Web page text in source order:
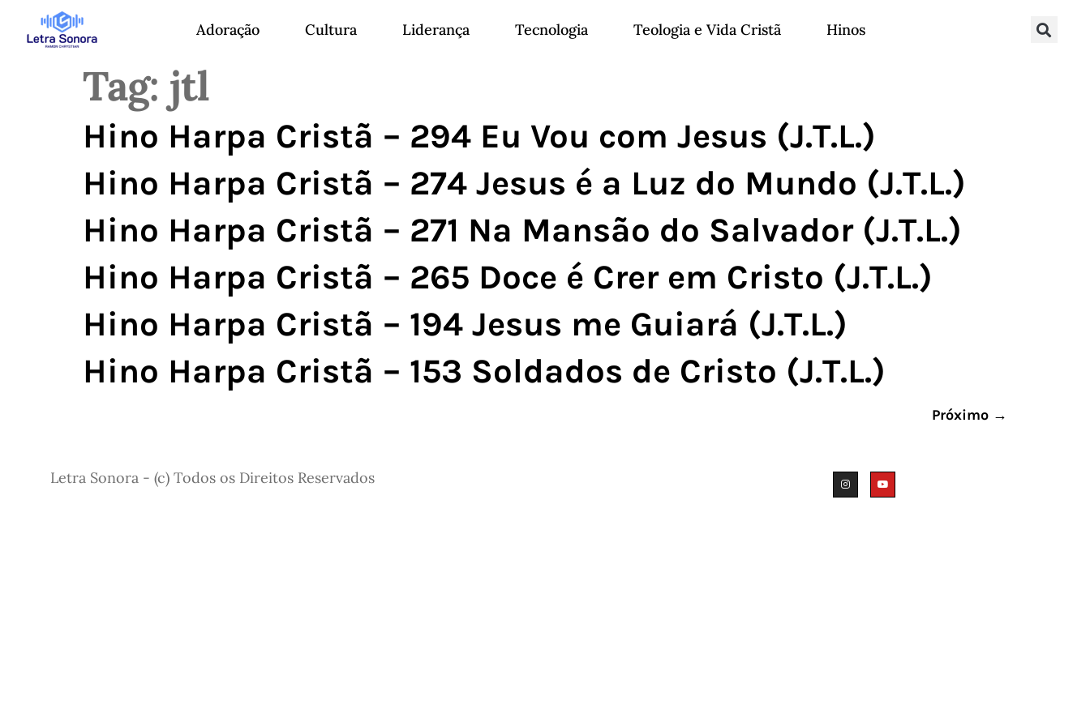
Adoração Cultura Liderança Tecnologia Teologia e Vida Cristã Hinos
Tag: jtl
Hino Harpa Cristã – 294 Eu Vou com Jesus (J.T.L.)
Hino Harpa Cristã – 274 Jesus é a Luz do Mundo (J.T.L.)
Hino Harpa Cristã – 271 Na Mansão do Salvador (J.T.L.)
Hino Harpa Cristã – 265 Doce é Crer em Cristo (J.T.L.)
Hino Harpa Cristã – 194 Jesus me Guiará (J.T.L.)
Hino Harpa Cristã – 153 Soldados de Cristo (J.T.L.)
Próximo →
Letra Sonora - (c) Todos os Direitos Reservados